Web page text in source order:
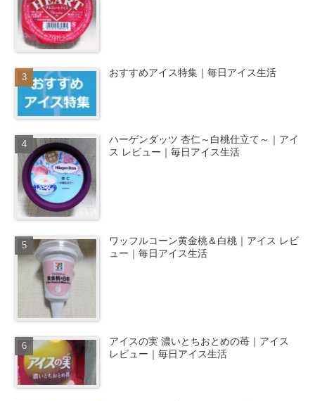
おすすめアイス特集｜毎日アイス生活
ハーゲンダッツ 杏仁～白桃仕立て～｜アイ
ス レビュー｜毎日アイス生活
ワッフルコーン黄金桃＆白桃｜アイス レビ
ュー｜毎日アイス生活
アイスの実 濃いとちおとめの苺｜アイス
レビュー｜毎日アイス生活